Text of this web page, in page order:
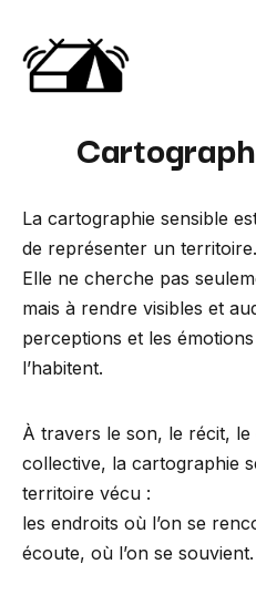
La cartographie sensible
de représenter un territoire.
Elle ne cherche pas
mais à rendre visibles et
perceptions et les
l’habitent.
À travers le son, le récit,
collective, la cartographie
territoire vécu :
les endroits où l’on se
écoute, où l’on se souvient.